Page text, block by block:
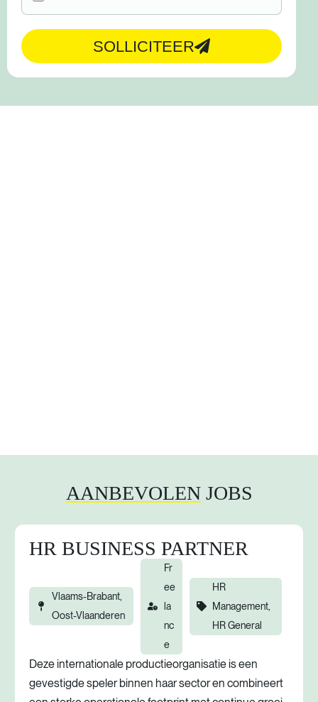
SOLLICITEER
AANBEVOLENJOBS
HR BUSINESS PARTNER
Vlaams-Brabant,
Oost-Vlaanderen
Fr
ee
la
nc
e
HR
Management,
HR General
Deze internationale productieorganisatie is een
gevestigde speler binnen haar sector en combineert